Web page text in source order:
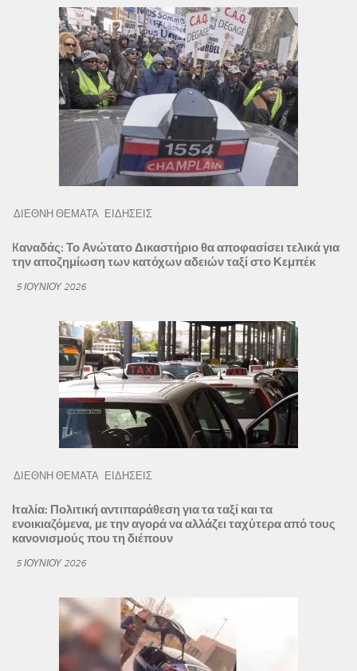
ΔΙΕΘΝΗ ΘΕΜΑΤΑ ΕΙΔΗΣΕΙΣ
Kαναδάς: Το Ανώτατο Δικαστήριο θα αποφασίσει τελικά για
την αποζημίωση των κατόχων αδειών ταξί στο Κεμπέκ
5 ΙΟΥΝΊΟΥ 2026
ΔΙΕΘΝΗ ΘΕΜΑΤΑ ΕΙΔΗΣΕΙΣ
Ιταλία: Πολιτική αντιπαράθεση για τα ταξί και τα
ενοικιαζόμενα, με την αγορά να αλλάζει ταχύτερα από τους
κανονισμούς που τη διέπουν
5 ΙΟΥΝΊΟΥ 2026